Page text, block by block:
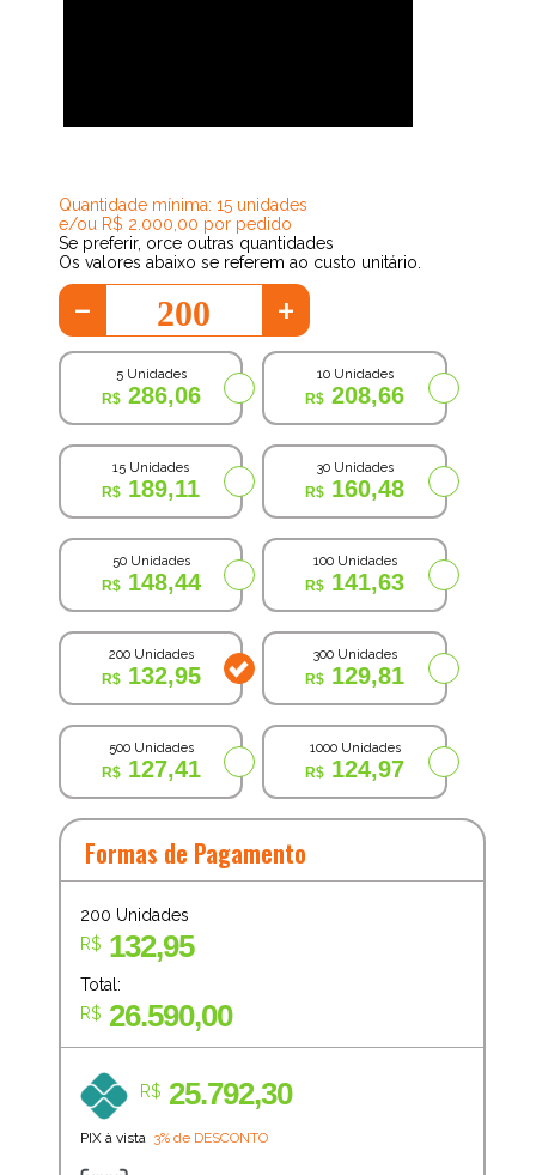
Quantidade mínima: 15 unidades
e/ou R$ 2.000,00 por pedido
Se preferir, orce outras quantidades
Os valores abaixo se referem ao custo unitário.
- +
5 Unidades
286,06
10 Unidades
208,66
15 Unidades
189,11
30 Unidades
160,48
50 Unidades
148,44
100 Unidades
141,63
200 Unidades
132,95
300 Unidades
129,81
500 Unidades
127,41
1000 Unidades
124,97
Formas de Pagamento
200 Unidades
R$ 132,95
Total:
R$ 26.590,00
R$ 25.792,30
PIX à vista 3% de DESCONTO